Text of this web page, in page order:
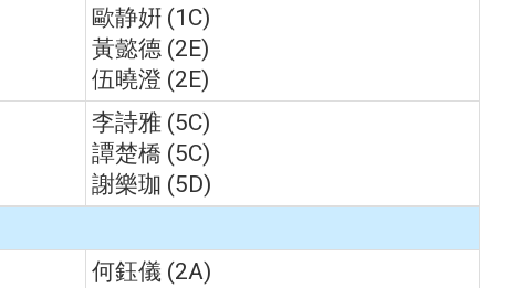
歐静姸 (1C)
黃懿德 (2E)
伍曉澄 (2E)
李詩雅 (5C)
譚楚橋 (5C)
謝樂珈 (5D)
何鈺儀 (2A)